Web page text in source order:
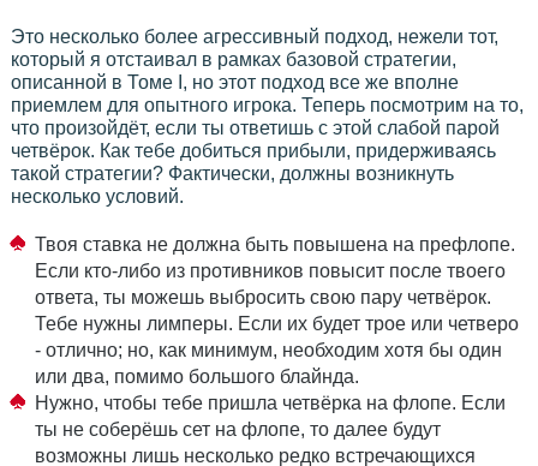
Это несколько более агрессивный подход, нежели тот,
который я отстаивал в рамках базовой стратегии,
описанной в Томе I, но этот подход все же вполне
приемлем для опытного игрока. Теперь посмотрим на то,
что произойдёт, если ты ответишь с этой слабой парой
четвёрок. Как тебе добиться прибыли, придерживаясь
такой стратегии? Фактически, должны возникнуть
несколько условий.
Твоя ставка не должна быть повышена на префлопе.
Если кто-либо из противников повысит после твоего
ответа, ты можешь выбросить свою пару четвёрок.
Тебе нужны лимперы. Если их будет трое или четверо
- отлично; но, как минимум, необходим хотя бы один
или два, помимо большого блайнда.
Нужно, чтобы тебе пришла четвёрка на флопе. Если
ты не соберёшь сет на флопе, то далее будут
возможны лишь несколько редко встречающихся